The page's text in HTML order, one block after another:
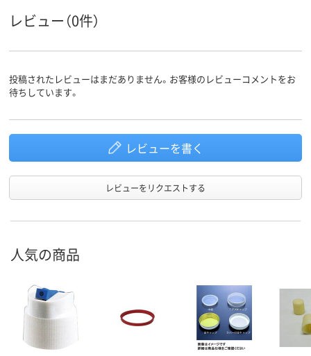
レビュー（0件）
投稿されたレビューはまだありません。お客様のレビューコメントをお
待ちしています。
レビューを書く
レビューをリクエストする
人気の商品